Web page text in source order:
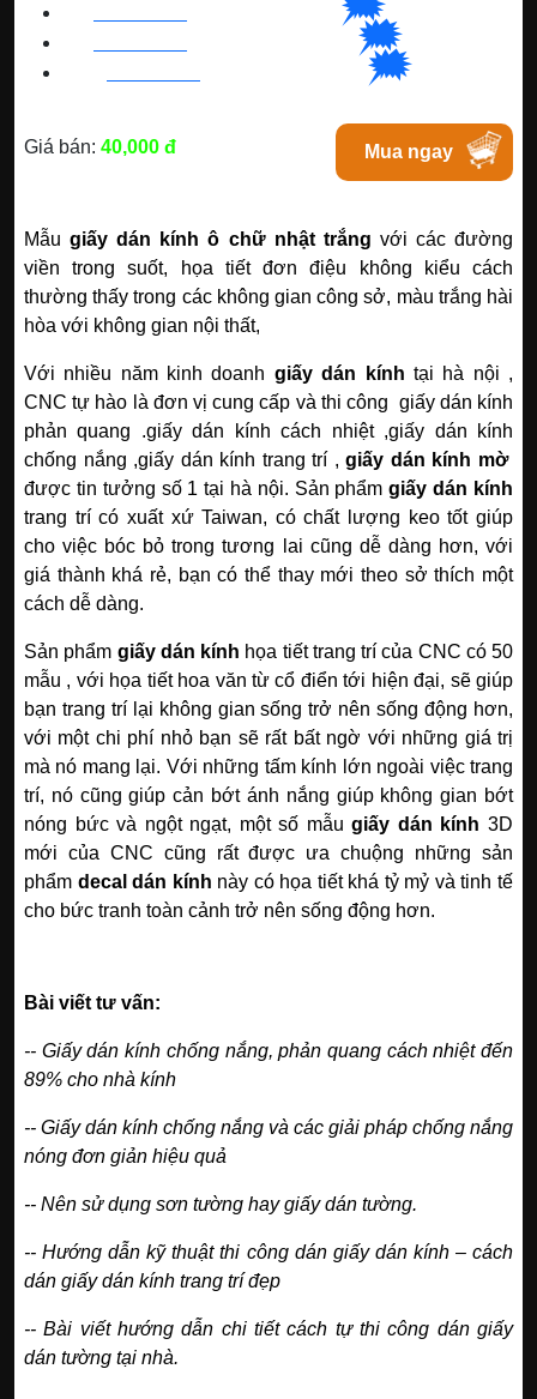
🗯
🗯
Giá bán: 40,000 đ Mua ngay
Mẫugiấy dán kính ô chữ nhật trắng với các đường
viền trong suốt, họa tiết đơn điệu không kiểu cách
thường thấy trong các không gian công sở, màu trắng hài
hòa với không gian nội thất,
Với nhiều năm kinh doanh giấy dán kính tại hà nội ,
CNC tự hào là đơn vị cung cấp và thi công giấy dán kính
phản quang .giấy dán kính cách nhiệt ,giấy dán kính
chống nắng ,giấy dán kính trang trí ,giấy dán kính mờ
được tin tưởng số 1 tại hà nội. Sản phẩmgiấy dán kính
trang trí có xuất xứ Taiwan, có chất lượng keo tốt giúp
cho việc bóc bỏ trong tương lai cũng dễ dàng hơn, với
giá thành khá rẻ, bạn có thể thay mới theo sở thích một
cách dễ dàng.
Sản phẩm giấy dán kính họa tiết trang trí của CNC có 50
mẫu , với họa tiết hoa văn từ cổ điển tới hiện đại, sẽ giúp
bạn trang trí lại không gian sống trở nên sống động hơn,
với một chi phí nhỏ bạn sẽ rất bất ngờ với những giá trị
mà nó mang lại. Với những tấm kính lớn ngoài việc trang
trí, nó cũng giúp cản bớt ánh nắng giúp không gian bớt
nóng bức và ngột ngạt, một số mẫugiấy dán kính 3D
mới của CNC cũng rất được ưa chuộng những sản
phẩm decal dán kính này có họa tiết khá tỷ mỷ và tinh tế
cho bức tranh toàn cảnh trở nên sống động hơn.
Bài viết tư vấn:
-- Giấy dán kính chống nắng, phản quang cách nhiệt đến
89% cho nhà kính
-- Giấy dán kính chống nắng và các giải pháp chống nắng
nóng đơn giản hiệu quả
-- Nên sử dụng sơn tường hay giấy dán tường.
--Hướng dẫn kỹ thuật thi công dán giấy dán kính – cách
dán giấy dán kính trang trí đẹp
--Bài viết hướng dẫn chi tiết cách tự thi công dán giấy
dán tường tại nhà.